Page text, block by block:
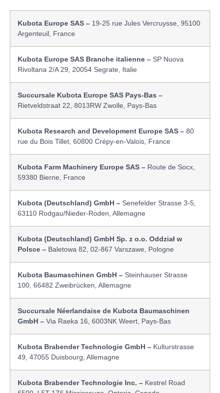
Kubota Europe SAS – 19-25 rue Jules Vercruysse, 95100
Argenteuil, France
Kubota Europe SAS Branche italienne – SP Nuova
Rivoltana 2/A 29, 20054 Segrate, Italie
Succursale Kubota Europe SAS Pays-Bas –
Rietveldstraat 22, 8013RW Zwolle, Pays-Bas
Kubota Research and Development Europe SAS – 80
rue du Bois Tillet, 60800 Crépy-en-Valois, France
Kubota Farm Machinery Europe SAS – Route de Socx,
59380 Bierne, France
Kubota (Deutschland) GmbH – Senefelder Strasse 3-5,
63110 Rodgau/Nieder-Roden, Allemagne
Kubota (Deutschland) GmbH Sp. z o.o. Oddział w
Polsce – Baletowa 82, 02-867 Varszawe, Pologne
Kubota Baumaschinen GmbH – Steinhauser Strasse
100, 66482 Zweibrücken, Allemagne
Succursale Néerlandaise de Kubota Baumaschinen
GmbH – Via Raeka 16, 6003NK Weert, Pays-Bas
Kubota Brabender Technologie GmbH – Kulturstrasse
49, 47055 Duisbourg, Allemagne
Kubota Brabender Technologie Inc. – Kestrel Road